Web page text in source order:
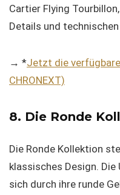
Cartier Flying
Details und
→ *Jetzt die
CHRONEXT)
8. Die Ronde
Die Ronde Kollektion
klassisches Design. Die
sich durch ihre runde